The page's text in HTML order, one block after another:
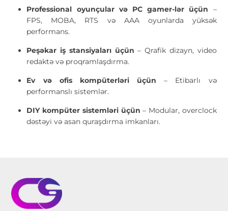
Professional oyunçular və PC gamer-lər üçün –
FPS, MOBA, RTS və AAA oyunlarda yüksək
performans.
Peşəkar iş stansiyaları üçün – Qrafik dizayn, video
redaktə və proqramlaşdırma.
Ev və ofis kompüterləri üçün – Etibarlı və
performanslı sistemlər.
DIY kompüter sistemləri üçün – Modular, overclock
dəstəyi və asan quraşdırma imkanları.